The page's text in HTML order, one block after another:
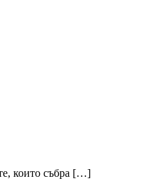
които събра […]